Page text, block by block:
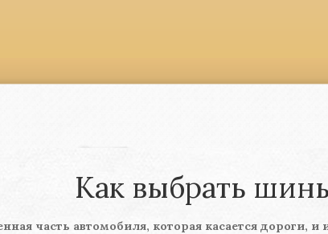
Как выбрать
часть автомобиля, которая касается дороги,